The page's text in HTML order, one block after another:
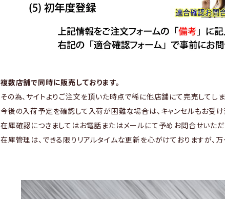
複数店舗で同時に販売しております。
その為、サイトよりご注文を頂いた時点で稀に他店舗にて完売してし
今後の入荷予定を確認して入荷が困難な場合は、キャンセルもお受け
在庫確認につきましてはお電話またはメールにて予めお問合せいただ
在庫管理は、できる限りリアルタイムな更新を心がけておりますが、